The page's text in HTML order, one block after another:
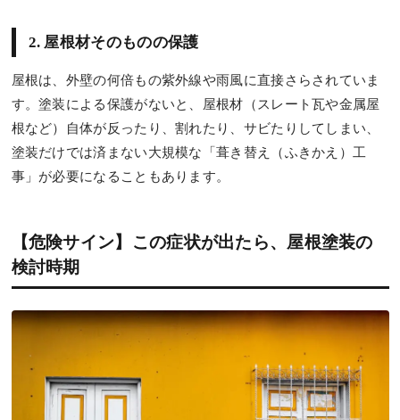
2. 屋根材そのものの保護
屋根は、外壁の何倍もの紫外線や雨風に直接さらされていま
す。塗装による保護がないと、屋根材（スレート瓦や金属屋
根など）自体が反ったり、割れたり、サビたりしてしまい、
塗装だけでは済まない大規模な「葺き替え（ふきかえ）工
事」が必要になることもあります。
【危険サイン】この症状が出たら、屋根塗装の
検討時期